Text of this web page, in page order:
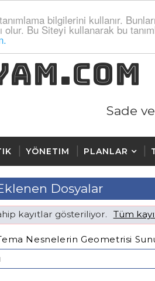
bilgilerini kullanır.
olur. Bu Siteyi kullanarak bu
Sade
YÖNETIM PLANLAR
Dosyalar
kayıtlar gösteriliyor. Tüm
Nesnelerin Geometrisi